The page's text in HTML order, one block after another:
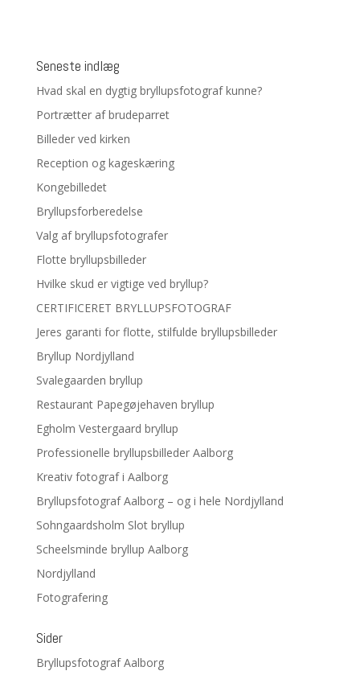
Seneste indlæg
Hvad skal en dygtig bryllupsfotograf kunne?
Portrætter af brudeparret
Billeder ved kirken
Reception og kageskæring
Kongebilledet
Bryllupsforberedelse
Valg af bryllupsfotografer
Flotte bryllupsbilleder
Hvilke skud er vigtige ved bryllup?
CERTIFICERET BRYLLUPSFOTOGRAF
Jeres garanti for flotte, stilfulde bryllupsbilleder
Bryllup Nordjylland
Svalegaarden bryllup
Restaurant Papegøjehaven bryllup
Egholm Vestergaard bryllup
Professionelle bryllupsbilleder Aalborg
Kreativ fotograf i Aalborg
Bryllupsfotograf Aalborg – og i hele Nordjylland
Sohngaardsholm Slot bryllup
Scheelsminde bryllup Aalborg
Nordjylland
Fotografering
Sider
Bryllupsfotograf Aalborg